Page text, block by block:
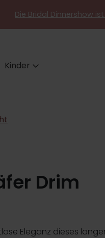
Die Bridal Dinnershow
Kinder
Drim
Eleganz dieses